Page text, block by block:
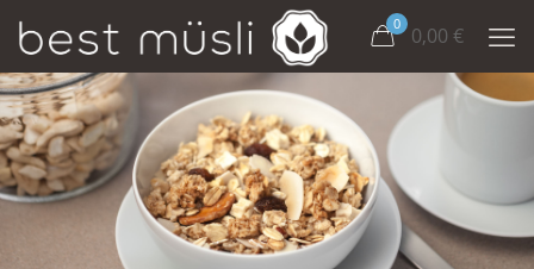
0 0,00 €